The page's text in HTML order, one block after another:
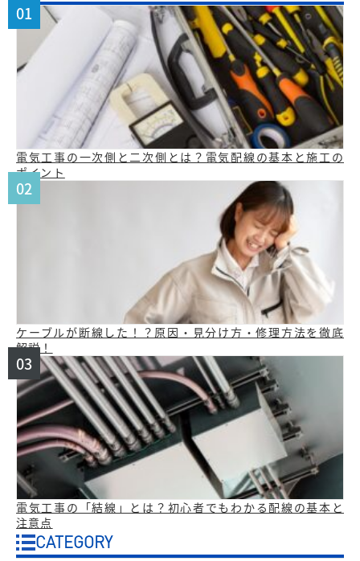
電気工事の一次側と二次側とは？電気配線の基本と施工の
ポイント
ケーブルが断線した！？原因・見分け方・修理方法を徹底
解説！
電気工事の「結線」とは？初心者でもわかる配線の基本と
注意点
CATEGORY